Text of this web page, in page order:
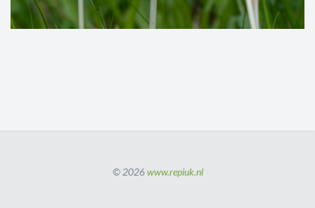
© 2026www.repiuk.nl